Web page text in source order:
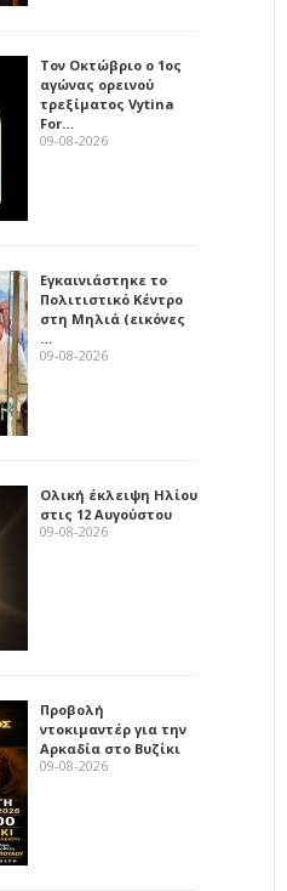
Τον Οκτώβριο ο 1ος
αγώνας ορεινού
τρεξίματος Vytina
For…
09-08-2026
Εγκαινιάστηκε το
Πολιτιστικό Κέντρο
στη Μηλιά (εικόνες
…
09-08-2026
Ολική έκλειψη Ηλίου
στις 12 Αυγούστου
09-08-2026
Προβολή
ντοκιμαντέρ για την
Αρκαδία στο Βυζίκι
09-08-2026